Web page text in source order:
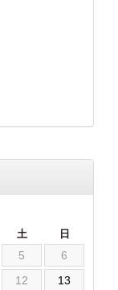
土 日
5
6
12
13